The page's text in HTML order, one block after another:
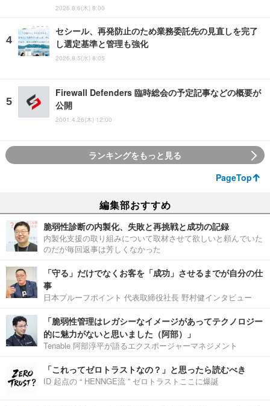
2026.8.6(木) 8:00
セシール、再発防止のため業務委託先の見直しを完了
し選定基準と管理も強化
2026.8.5(水) 8:05
Firewall Defenders 臨時総会の予定記事などの概要が
公開
2001.4.26(木) 12:00
ランキングをもっと見る
PageTop
編集部おすすめ
脆弱性診断の内製化、失敗と再挑戦と成功の記録
内製化支援の取り組みについて取材させて欲しいと頼んでいた
のだが毎回返事は芳しくなかった
「守る」だけでなくお客を「成功」させるまでが自分の仕
事
日本プルーフポイント 代表取締役社長 野村健インタビュー
「脆弱性管理はレガシーなイメージがあってテクノロジー
的に魅力がないと思いました（阿部）」
Tenable 阿部淳平が語るエクスポージャーマネジメント
「これってゼロトラストなの？」と思ったら読むべき
ID 起点の “ HENNGE流 ” ゼロトラストここに爆誕